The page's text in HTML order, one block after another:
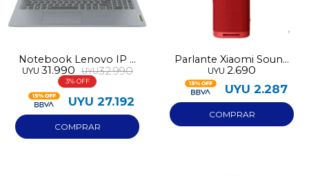
Notebook Lenovo IP 3
Ryzen 5 512GB 15AMN8
UYU 31.990 UYU32.990
3
UYU 27.192
Parlante Xiaomi Sound
Outdoor 30W
UYU 2.690
UYU 2.287